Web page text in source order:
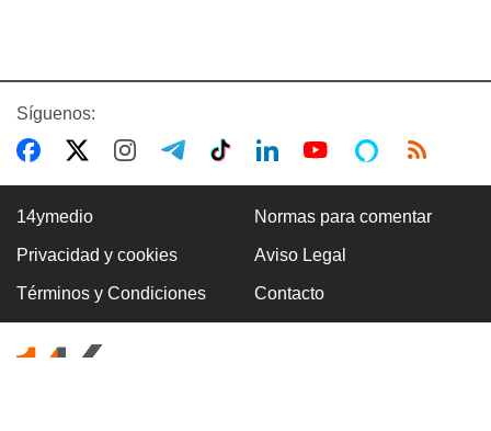
DEPORTACIONES EE UU
El ICE envía a la fuerza a migrantes, entre ellos
cuatro cubanos, a la República Centroafricana
Síguenos:
14ymedio Normas para comentar
Privacidad y cookies Aviso Legal
Términos y Condiciones Contacto